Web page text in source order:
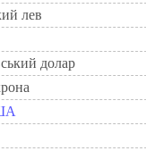
лев
долар